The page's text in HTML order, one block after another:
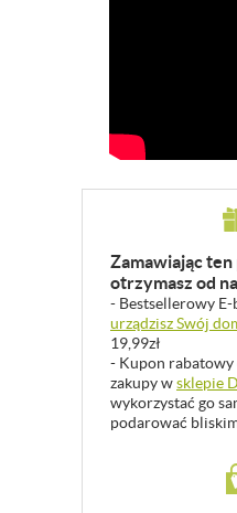
Zamawiając
otrzymasz od
- Bestsellerowy E-
urządzisz Swój
19,99zł
- Kupon rabatowy
zakupy wsklepie
wykorzystać go
podarować